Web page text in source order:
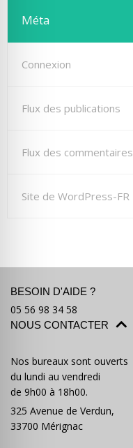
Méta
Connexion
Flux des publications
Flux des commentaires
Site de WordPress-FR
BESOIN D'AIDE ?
05 56 98 34 58
NOUS CONTACTER
Nos bureaux sont ouverts
du lundi au vendredi
de 9h00 à 18h00.
325 Avenue de Verdun,
33700 Mérignac